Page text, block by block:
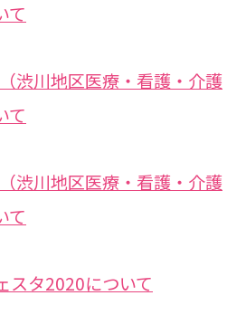
て
渋川地区医療・看護・介護
て
渋川地区医療・看護・介護
て
スタ2020について